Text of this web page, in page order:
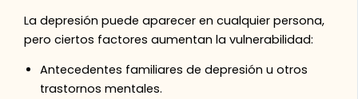
La depresión puede aparecer en cualquier persona,
pero ciertos factores aumentan la vulnerabilidad:
Antecedentes familiares de depresión u otros
trastornos mentales.